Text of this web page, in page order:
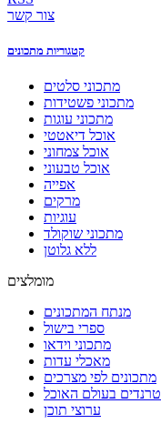
צור קשר
קטגוריות מתכונים
מתכוני סלטים
מתכוני פשטידות
מתכוני עוגות
אוכל דיאטטי
אוכל צמחוני
אוכל טבעוני
אפייה
מרקים
עוגיות
מתכוני שוקולד
ללא גלוטן
מומלצים
מנתח המתכונים
ספרי בישול
מתכוני וידאו
מאכלי עדות
מתכונים לפי מצרכים
טרנדים בעולם האוכל
ערוצי תוכן